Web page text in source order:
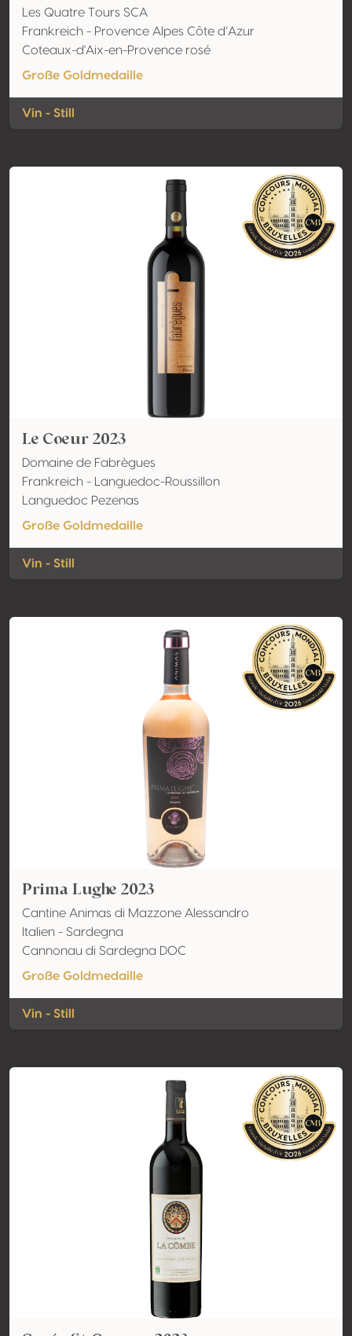
Les Quatre Tours SCA
Frankreich - Provence Alpes Côte d’Azur
Coteaux-d'Aix-en-Provence rosé
Große Goldmedaille
Vin - Still
Le Coeur 2023
Domaine de Fabrègues
Frankreich - Languedoc-Roussillon
Languedoc Pezenas
Große Goldmedaille
Vin - Still
Prima Lughe 2023
Cantine Animas di Mazzone Alessandro
Italien - Sardegna
Cannonau di Sardegna DOC
Große Goldmedaille
Vin - Still